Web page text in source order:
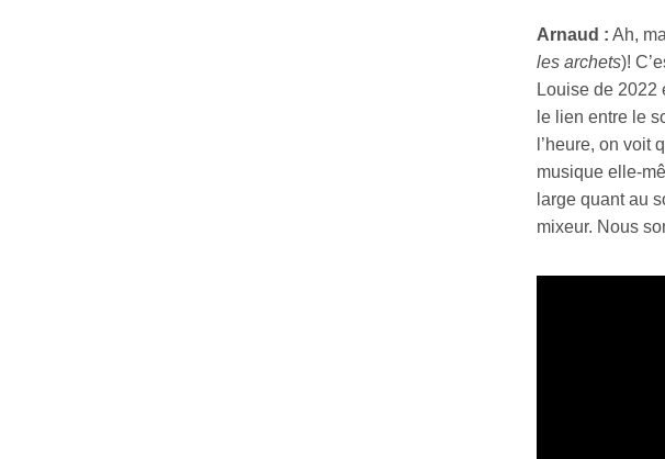
Arnaud : Ah,
les archets)!
Louise de 2022
le lien entre le
l’heure, on voit
musique elle-
large quant au
mixeur. Nous